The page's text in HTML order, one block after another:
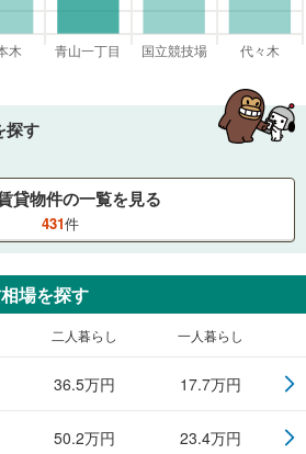
探す
貸物件の一覧を見る
431件
場を探す
二人暮らし 一人暮らし
36.5万円 17.7万円
50.2万円 23.4万円